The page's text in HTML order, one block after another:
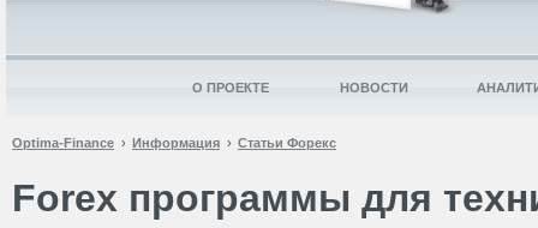
Optima-Finance Информация Статьи Форекс
Forex программы для
О ПРОЕКТЕ НОВОСТИ